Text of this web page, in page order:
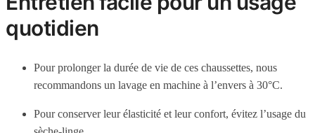
quotidien
Pour prolonger la durée de vie de ces chaussettes, nous
recommandons un lavage en machine à l’envers à 30°C.
Pour conserver leur élasticité et leur confort, évitez l’usage du